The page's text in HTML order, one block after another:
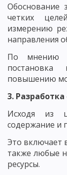
Обоснование
четких
измерению
направления
По мнению
постановка
повышению
3.
Исходя из
содержание и
Это включает
также любые
ресурсы.